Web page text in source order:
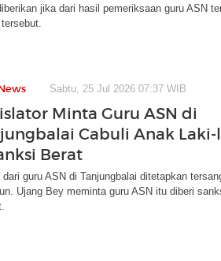
jika dari hasil pemeriksaan guru ASN
Sabtu, 25 Jul 2026 07:37 WIB
Minta Guru ASN di
Cabuli Anak Laki-
Berat
dari guru ASN di Tanjungbalai ditetapkan
Ujang Bey meminta guru ASN itu diberi